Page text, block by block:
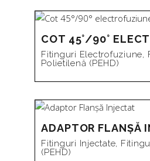
COT 45°/90°
Fitinguri Electrofuziune,
Polietilenă (PEHD)
ADAPTOR FLANȘĂ
Fitinguri Injectate,
(PEHD)